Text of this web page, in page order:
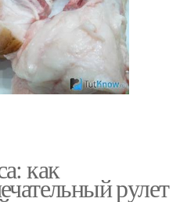
как
рулет